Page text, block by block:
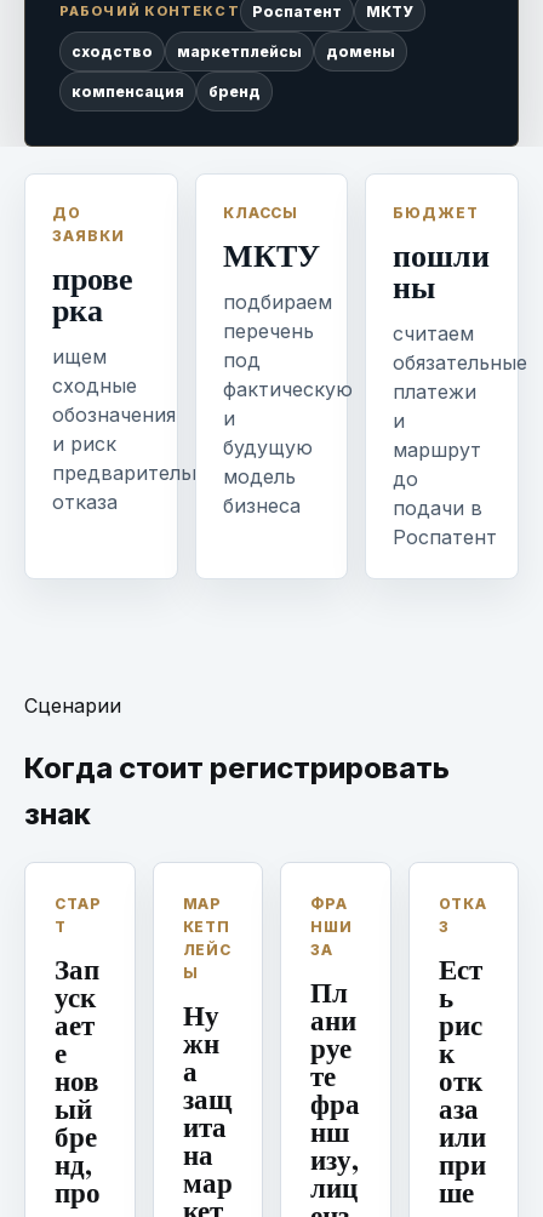
РАБОЧИЙ КОНТЕКСТ Роспатент МКТУ
сходство маркетплейсы домены
компенсация бренд
ДО
ЗАЯВКИ
прове
рка
ищем
сходные
обозначения
и риск
предварительного
отказа
КЛАССЫ
МКТУ
подбираем
перечень
под
фактическую
и
будущую
модель
бизнеса
БЮДЖЕТ
пошли
ны
считаем
обязательные
платежи
и
маршрут
до
подачи в
Роспатент
Сценарии
Когда стоит регистрировать
знак
СТАР
Т
Зап
уск
ает
е
нов
ый
бре
нд,
про
МАР
КЕТП
ЛЕЙС
Ы
Ну
жн
а
защ
ита
на
мар
ФРА
НШИ
ЗА
Пл
ани
руе
те
фра
нш
изу,
лиц
ОТКА
З
Ест
ь
рис
к
отк
аза
или
при
ше